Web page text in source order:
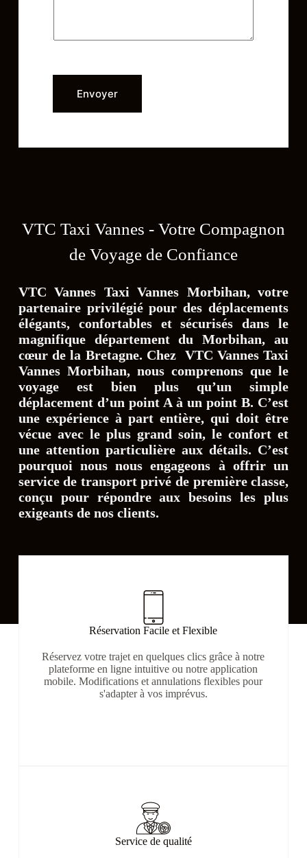
Envoyer
VTC Taxi Vannes - Votre Compagnon
de Voyage de Confiance
VTC Vannes Taxi Vannes Morbihan, votre
partenaire privilégié pour des déplacements
élégants, confortables et sécurisés dans le
magnifique département du Morbihan, au
cœur de la Bretagne. Chez VTC Vannes Taxi
Vannes Morbihan,nous comprenons que le
voyage est bien plus qu’un simple
déplacement d’un point A à un point B. C’est
une expérience à part entière, qui doit être
vécue avec le plus grand soin, le confort et
une attention particulière aux détails. C’est
pourquoi nous nous engageons à offrir un
service de transport privé de première classe,
conçu pour répondre aux besoins les plus
exigeants de nos clients.
Réservation Facile et Flexible
Réservez votre trajet en quelques clics grâce à notre
plateforme en ligne intuitive ou notre application
mobile. Modifications et annulations flexibles pour
s'adapter à vos imprévus.
Service de qualité